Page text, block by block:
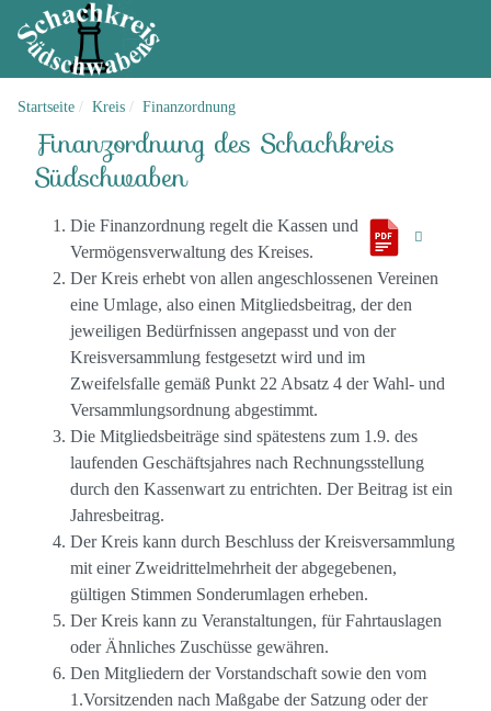
Startseite Kreis Finanzordnung
Finanzordnung des Schachkreis
Südschwaben
Die Finanzordnung regelt die Kassen und
Vermögensverwaltung des Kreises.
Der Kreis erhebt von allen angeschlossenen Vereinen
eine Umlage, also einen Mitgliedsbeitrag, der den
jeweiligen Bedürfnissen angepasst und von der
Kreisversammlung festgesetzt wird und im
Zweifelsfalle gemäß Punkt 22 Absatz 4 der Wahl- und
Versammlungsordnung abgestimmt.
Die Mitgliedsbeiträge sind spätestens zum 1.9. des
laufenden Geschäftsjahres nach Rechnungsstellung
durch den Kassenwart zu entrichten. Der Beitrag ist ein
Jahresbeitrag.
Der Kreis kann durch Beschluss der Kreisversammlung
mit einer Zweidrittelmehrheit der abgegebenen,
gültigen Stimmen Sonderumlagen erheben.
Der Kreis kann zu Veranstaltungen, für Fahrtauslagen
oder Ähnliches Zuschüsse gewähren.
Den Mitgliedern der Vorstandschaft sowie den vom
1.Vorsitzenden nach Maßgabe der Satzung oder der